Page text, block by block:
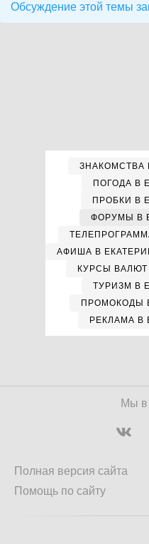
Обсуждение этой темы
ЗНАКОМСТВА
ПОГОДА В
ПРОБКИ В
ФОРУМЫ В
АФИША В
КУРСЫ ВАЛЮТ
ТУРИЗМ В
ПРОМОКОДЫ
РЕКЛАМА В
Мы в
Полная версия сайта
Помощь по сайту